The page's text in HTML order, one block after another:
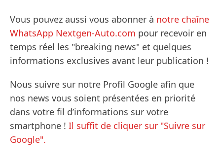
Vous pouvez aussi vous abonner à notre chaîne
WhatsApp Nextgen-Auto.com pour recevoir en
temps réel les "breaking news" et quelques
informations exclusives avant leur publication !
Nous suivre sur notre Profil Google afin que
nos news vous soient présentées en priorité
dans votre fil d’informations sur votre
smartphone ! Il suffit de cliquer sur "Suivre sur
Google".